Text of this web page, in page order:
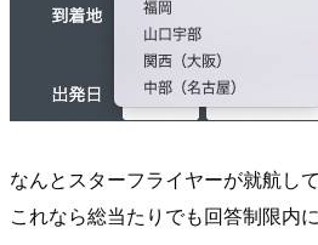
なんとスターフライヤーが就航し
これなら総当たりでも回答制限内